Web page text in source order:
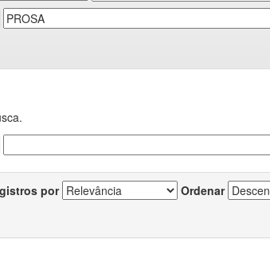
por Ordenar